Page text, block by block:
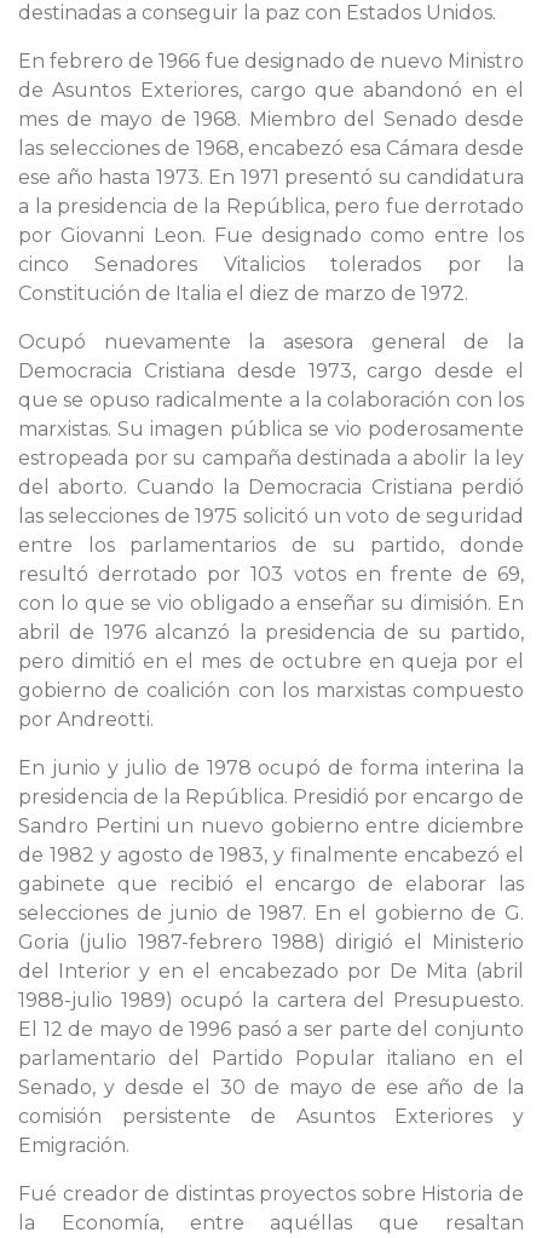
destinadas a conseguir la paz con Estados Unidos.
En febrero de 1966 fue designado de nuevo Ministro
de Asuntos Exteriores, cargo que abandonó en el
mes de mayo de 1968. Miembro del Senado desde
las selecciones de 1968, encabezó esa Cámara desde
ese año hasta 1973. En 1971 presentó su candidatura
a la presidencia de la República, pero fue derrotado
por Giovanni Leon. Fue designado como entre los
cinco Senadores Vitalicios tolerados por la
Constitución de Italia el diez de marzo de 1972.
Ocupó nuevamente la asesora general de la
Democracia Cristiana desde 1973, cargo desde el
que se opuso radicalmente a la colaboración con los
marxistas. Su imagen pública se vio poderosamente
estropeada por su campaña destinada a abolir la ley
del aborto. Cuando la Democracia Cristiana perdió
las selecciones de 1975 solicitó un voto de seguridad
entre los parlamentarios de su partido, donde
resultó derrotado por 103 votos en frente de 69,
con lo que se vio obligado a enseñar su dimisión. En
abril de 1976 alcanzó la presidencia de su partido,
pero dimitió en el mes de octubre en queja por el
gobierno de coalición con los marxistas compuesto
por Andreotti.
En junio y julio de 1978 ocupó de forma interina la
presidencia de la República. Presidió por encargo de
Sandro Pertini un nuevo gobierno entre diciembre
de 1982 y agosto de 1983, y finalmente encabezó el
gabinete que recibió el encargo de elaborar las
selecciones de junio de 1987. En el gobierno de G.
Goria (julio 1987-febrero 1988) dirigió el Ministerio
del Interior y en el encabezado por De Mita (abril
1988-julio 1989) ocupó la cartera del Presupuesto.
El 12 de mayo de 1996 pasó a ser parte del conjunto
parlamentario del Partido Popular italiano en el
Senado, y desde el 30 de mayo de ese año de la
comisión persistente de Asuntos Exteriores y
Emigración.
Fué creador de distintas proyectos sobre Historia de
la Economía, entre aquéllas que resaltan